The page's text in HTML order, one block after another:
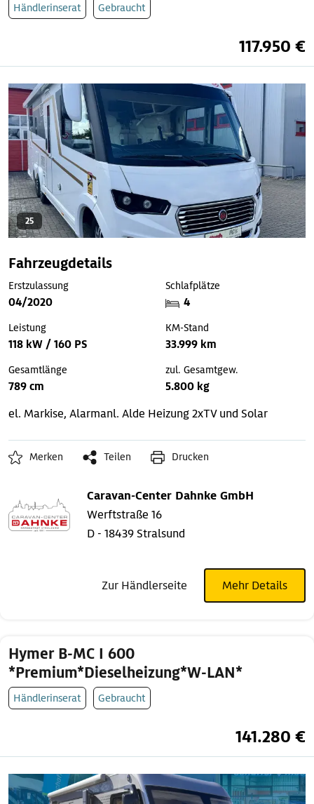
Händlerinserat Gebraucht
117.950 €
25
Fahrzeugdetails
Erstzulassung
04/2020
Schlafplätze
4
Leistung
118 kW / 160 PS
KM-Stand
33.999 km
Gesamtlänge
789 cm
zul. Gesamtgew.
5.800 kg
el. Markise, Alarmanl. Alde Heizung2xTV und Solar
Merken Teilen Drucken
Caravan-Center Dahnke GmbH
Werftstraße 16
D - 18439 Stralsund
Zur Händlerseite Mehr Details
Hymer B-MC I 600
*Premium*Dieselheizung*W-LAN*
Händlerinserat Gebraucht
141.280 €